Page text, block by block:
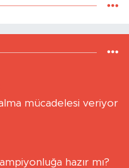
mücadelesi veriyor
hazır mı?